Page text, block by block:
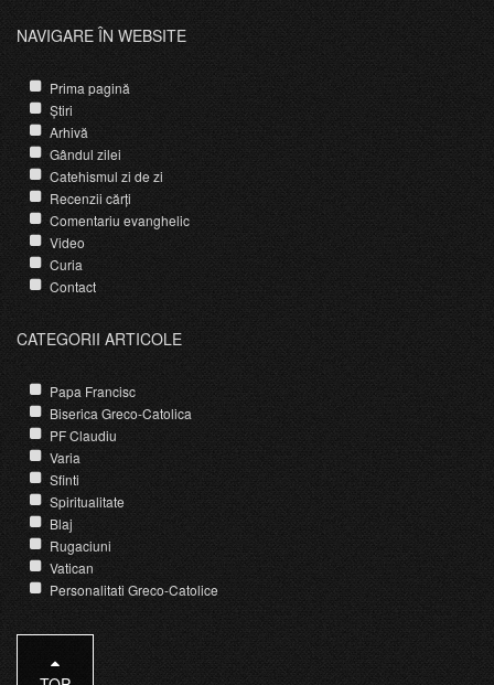
NAVIGARE ÎN WEBSITE
Prima pagină
Știri
Arhivă
Gândul zilei
Catehismul zi de zi
Recenzii cărți
Comentariu evanghelic
Video
Curia
Contact
CATEGORII ARTICOLE
Papa Francisc
Biserica Greco-Catolica
PF Claudiu
Varia
Sfinti
Spiritualitate
Blaj
Rugaciuni
Vatican
Personalitati Greco-Catolice